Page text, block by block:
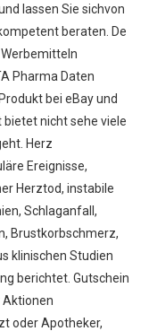
lassen Sie sichvon
beraten. De
Pharma Daten
bei eBay und
nicht sehe viele
Herz
Ereignisse,
Herztod, instabile
Schlaganfall,
Brustkorbschmerz,
klinischen Studien
berichtet. Gutschein
Aktionen
oder Apotheker,